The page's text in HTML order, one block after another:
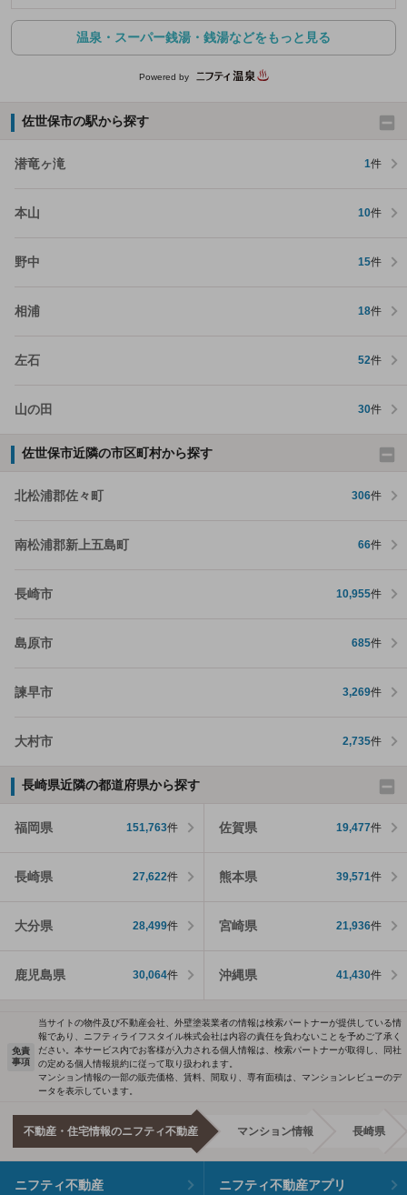
温泉・スーパー銭湯・銭湯などをもっと見る
Powered by
佐世保市の駅から探す
潜竜ヶ滝 1件
本山 10件
野中 15件
相浦 18件
左石 52件
山の田 30件
佐世保市近隣の市区町村から探す
北松浦郡佐々町 306件
南松浦郡新上五島町 66件
長崎市 10,955件
島原市 685件
諫早市 3,269件
大村市 2,735件
長崎県近隣の都道府県から探す
福岡県 151,763件 佐賀県 19,477件
長崎県 27,622件 熊本県 39,571件
大分県 28,499件 宮崎県 21,936件
鹿児島県 30,064件 沖縄県 41,430件
免責
事項
当サイトの物件及び不動産会社、外壁塗装業者の情報は検索パートナーが提供している情
報であり、ニフティライフスタイル株式会社は内容の責任を負わないことを予めご了承く
ださい。本サービス内でお客様が入力される個人情報は、検索パートナーが取得し、同社
の定める個人情報規約に従って取り扱われます。
マンション情報の一部の販売価格、賃料、間取り、専有面積は、マンションレビューのデ
ータを表示しています。
不動産・住宅情報のニフティ不動産 マンション情報 長崎県
ニフティ不動産 ニフティ不動産アプリ